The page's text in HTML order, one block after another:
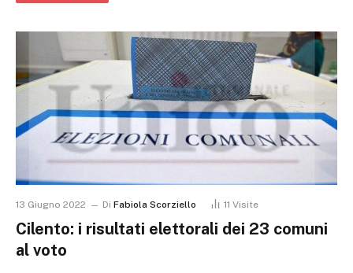
13 Giugno 2022 Di Fabiola Scorziello 11 Visite
Cilento: i risultati elettorali dei 23 comuni
al voto